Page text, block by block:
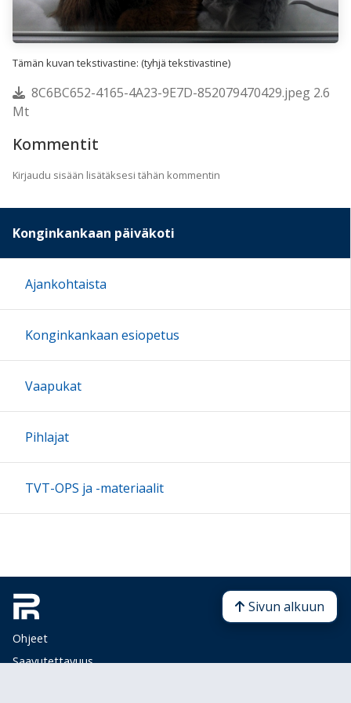
Tämän kuvan tekstivastine: (tyhjä tekstivastine)
8C6BC652-4165-4A23-9E7D-852079470429.jpeg 2.6
Mt
Kommentit
Kirjaudu sisään lisätäksesi tähän kommentin
Konginkankaan päiväkoti
Ajankohtaista
Konginkankaan esiopetus
Vaapukat
Pihlajat
TVT-OPS ja -materiaalit
Ohjeet
Saavutettavuus
Sivun alkuun